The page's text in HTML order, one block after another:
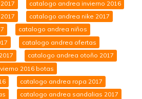
catalogo andrea invierno 2016
catalogo andrea nike 2017
catalogo andrea niños
catalogo andrea ofertas
catalogo andrea otoño 2017
2016 botas
catalogo andrea ropa 2017
catalogo andrea sandalias 2017